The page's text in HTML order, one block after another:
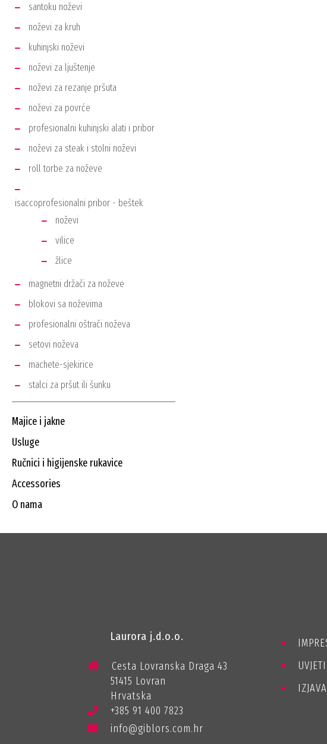
santoku noževi
noževi za kruh
kuhinjski noževi
noževi za ljuštenje
noževi za rezanje pršuta
noževi za povrće
profesionalni kuhinjski alati i pribor
noževi za steak i stolni noževi
roll torbe za noževe
isaccoprofesionalni pribor - beštek
noževi
vilice
žlice
magnetni držači za noževe
blokovi sa noževima
profesionalni oštrači noževa
setovi noževa
machete-sjekirice
stalci za pršut ili šunku
majice i jakne
usluge
ručnici i higijenske rukavice
accessories
o nama
Laurora j.d.o.o.
Cesta Lovranska Draga 43
51415 Lovran
Hrvatska
+385 91 400 7823
info@giblors.com.hr